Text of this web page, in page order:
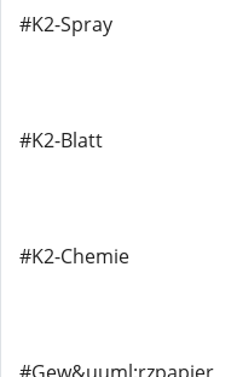
#K2-Spray
#K2-Blatt
#K2-Chemie